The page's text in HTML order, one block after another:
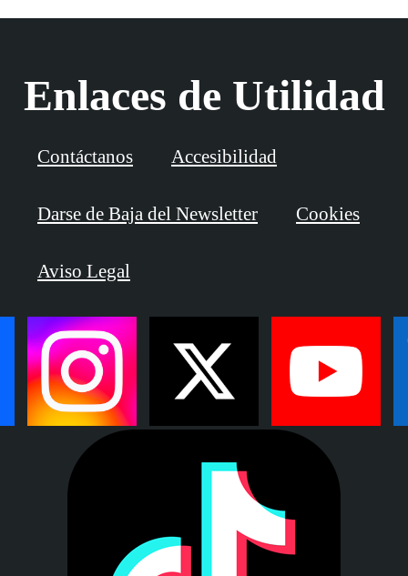
Enlaces de Utilidad
Contáctanos Accesibilidad
Darse de Baja del Newsletter Cookies
Aviso Legal